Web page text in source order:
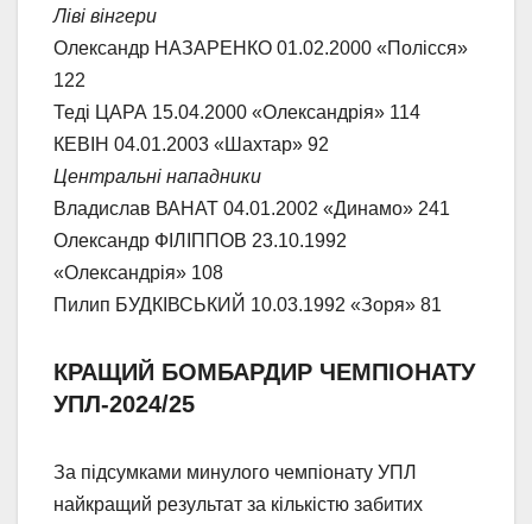
Ліві вінгери
Олександр НАЗАРЕНКО 01.02.2000 «Полісся»
122
Теді ЦАРА 15.04.2000 «Олександрія» 114
КЕВІН 04.01.2003 «Шахтар» 92
Центральні нападники
Владислав ВАНАТ 04.01.2002 «Динамо» 241
Олександр ФІЛІППОВ 23.10.1992
«Олександрія» 108
Пилип БУДКІВСЬКИЙ 10.03.1992 «Зоря» 81
КРАЩИЙ БОМБАРДИР ЧЕМПІОНАТУ
УПЛ-2024/25
За підсумками минулого чемпіонату УПЛ
найкращий результат за кількістю забитих